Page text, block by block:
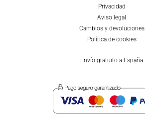
Privacidad
Aviso legal
Cambios y devoluciones
Política de cookies
Envío gratuito a España